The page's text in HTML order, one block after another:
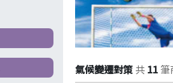
氣候變遷對策 共 11筆